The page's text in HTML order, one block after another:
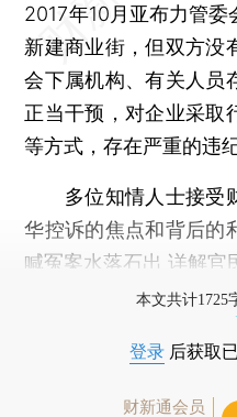
2017年10月亚布力管
新建商业街，但双方没
会下属机构、有关人员
正当干预，对企业采取
等方式，存在严重的违
多位知情人士接受
华控诉的焦点和背后的
喊冤案水落石出 详解官
本文共计1725
登录 后获取
财新通会员